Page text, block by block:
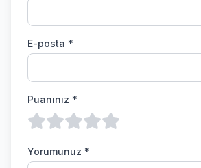
E-posta *
Puanınız *
Yorumunuz *